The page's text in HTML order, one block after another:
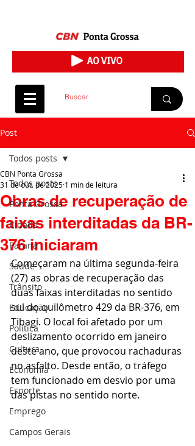
Post
Todos posts
Ponta Grossa
Cidade
Paraná
Saúde
Trânsito
Educação
Política
Cultura
Economia
Esporte
Emprego
Campos Gerais
Todos posts
Obras de recuperação de
faixas interditadas da BR-
376 iniciaram
CBN Ponta Grossa
31 de out. de 2025 1 min de leitura
Começaram na última segunda-feira
(27) as obras de recuperação das
duas faixas interditadas no sentido
sul do quilômetro 429 da BR-376, em
Tibagi. O local foi afetado por um
deslizamento ocorrido em janeiro
deste ano, que provocou rachaduras
no asfalto. Desde então, o tráfego
tem funcionado em desvio por uma
das pistas no sentido norte.